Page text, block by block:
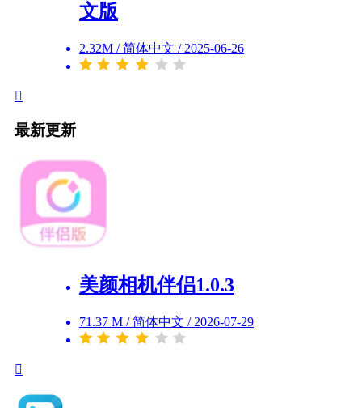
文版
2.32M / 简体中文 / 2025-06-26
最新更新
美颜相机伴侣1.0.3
71.37 M / 简体中文 / 2026-07-29